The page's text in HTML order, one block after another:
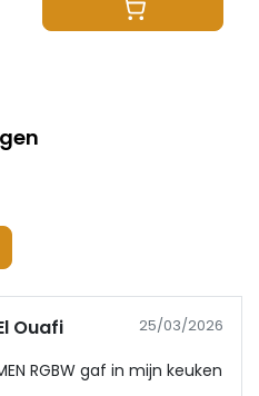
Ouafi 25/03/2026
RGBW gaf in mijn keuken